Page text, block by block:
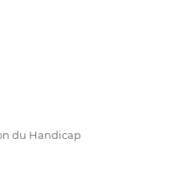
du Handicap